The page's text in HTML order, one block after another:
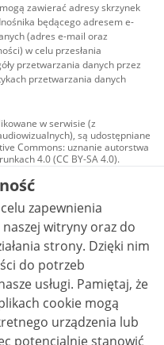
zawierać adresy skrzynek
będącego adresem e-
(adres e-mail oraz
w celu przesłania
przetwarzania danych przez
przetwarzania danych
w serwisie (z
są udostępniane
Commons: uznanie autorstwa
4.0 (CC BY-SA 4.0).
w tym zdjęcia, materiały
na licencji typu
autorstwa użycie
zależnych 4.0 (CC BY-
to stwierdzone inaczej.
zapewnienia
witryny oraz do
Dzięki nim
do potrzeb
Pamiętaj, że
cookie mogą
urządzenia lub
potencjalnie stanowić